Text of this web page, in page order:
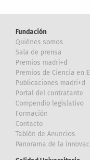
Fundación
Quiénes somos
Sala de prensa
Premios madri+d
Premios de Ciencia en
Publicaciones madri+d
Portal del contratante
Compendio legislativo
Formación
Contacto
Tablón de Anuncios
Panorama de la